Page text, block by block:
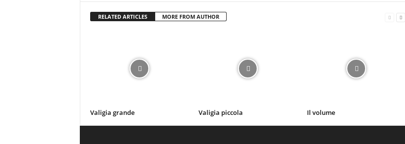
RELATED ARTICLES MORE FROM AUTHOR
Valigia grande Valigia piccola Il volume